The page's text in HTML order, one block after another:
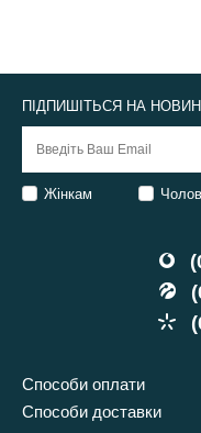
Способи оплати
Способи доставки
ПІДПИШІТЬСЯ НА
Жінкам